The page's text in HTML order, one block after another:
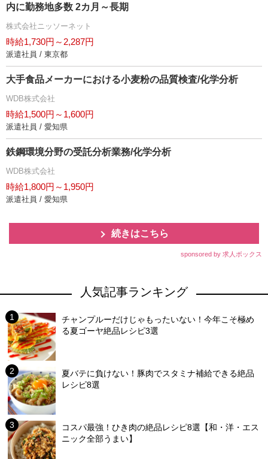
内に勤務地多数 2カ月～長期
株式会社ニッソーネット
時給1,730円～2,287円
派遣社員 / 東京都
大手食品メーカーにおける小麦粉の品質検査/化学分析
WDB株式会社
時給1,500円～1,600円
派遣社員 / 愛知県
鉄鋼環境分野の受託分析業務/化学分析
WDB株式会社
時給1,800円～1,950円
派遣社員 / 愛知県
続きはこちら
sponsored by 求人ボックス
人気記事ランキング
チャンプルーだけじゃもったいない！今年こそ極め
る夏ゴーヤ絶品レシピ3選
夏バテに負けない！豚肉でスタミナ補給できる絶品
レシピ8選
コスパ最強！ひき肉の絶品レシピ8選【和・洋・エス
ニック全部うまい】